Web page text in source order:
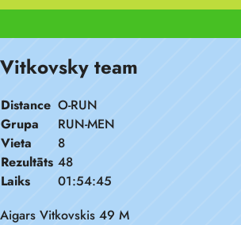
Vitkovsky team
Distance O-RUN
Grupa
RUN-MEN
Vieta
8
Rezultāts 48
Laiks
01:54:45
Aigars Vitkovskis 49 M